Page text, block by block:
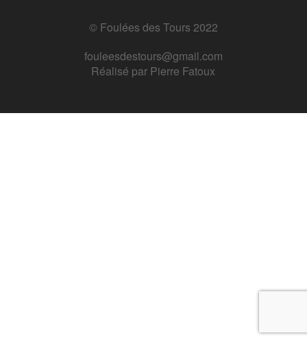
© Foulées des Tours 2022
fouleesdestours@gmail.com
Réalisé par Pierre Fatoux